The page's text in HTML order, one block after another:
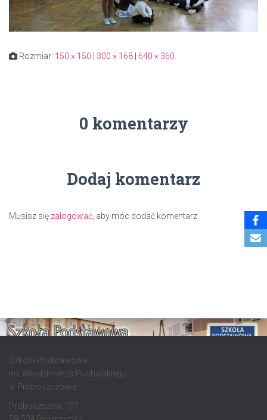
Rozmiar: 150 × 150 300 × 168 640 × 360
0 komentarzy
Dodaj komentarz
Musisz się zalogować , aby móc dodać komentarz.
Szkoła Podstawowa
im. Włodzimierza Puchalskiego
w Proboszczowie
Proboszczów 107